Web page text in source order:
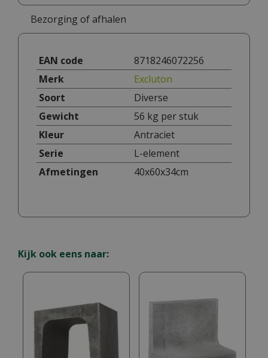
Bezorging of afhalen
EAN code
8718246072256
Merk
Excluton
Soort
Diverse
Gewicht
56 kg per stuk
Kleur
Antraciet
Serie
L-element
Afmetingen
40x60x34cm
Kijk ook eens naar: